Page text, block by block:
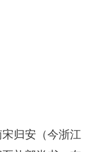
归安（今浙江